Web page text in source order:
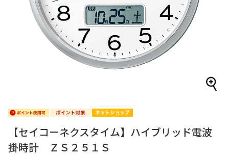
【セイコーネクスタイム】ハイブリッド電波
掛時計 ＺＳ２５１Ｓ